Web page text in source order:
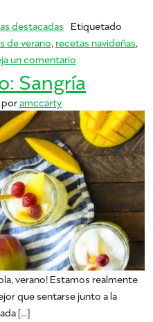
destacadas Etiquetado
de verano, recetas navideñas,
un comentario
Sangría
poramccarty
verano! Estamos realmente
que sentarse junto a la
[…]